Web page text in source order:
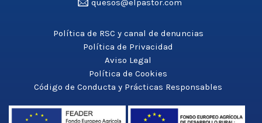
?quesos@elpastor.com
Política de RSC y canal de denuncias
Política de Privacidad
Aviso Legal
Política de Cookies
Código de Conducta y Prácticas Responsables